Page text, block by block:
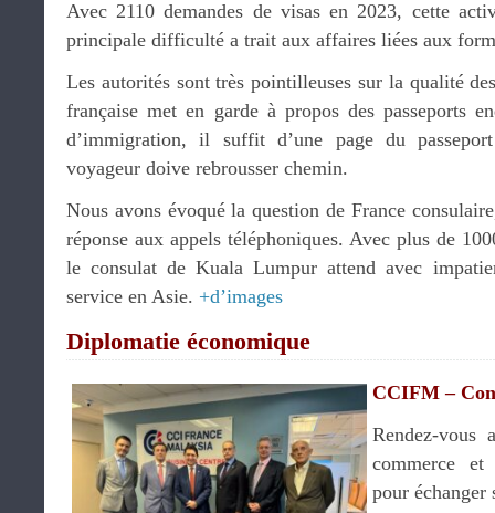
Avec 2110 demandes de visas en 2023, cette
principale difficulté a trait aux affaires liées aux
Les autorités sont très pointilleuses sur la qualité
française met en garde à propos des passeports
d’immigration, il suffit d’une page du
voyageur doive rebrousser chemin.
Nous avons évoqué la question de France
réponse aux appels téléphoniques. Avec plus de
le consulat de Kuala Lumpur attend avec
service en Asie. +d’images
Diplomatie économique
CCIFM –
Rendez-vous
commerce et
pour échanger